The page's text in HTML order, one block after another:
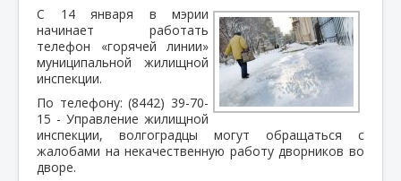
С 14 января в мэрии
начинает работать
телефон «горячей линии»
муниципальной жилищной
инспекции.
По телефону: (8442) 39-70-
15 - Управление жилищной
инспекции, волгоградцы могут обращаться с
жалобами на некачественную работу дворников во
дворе.